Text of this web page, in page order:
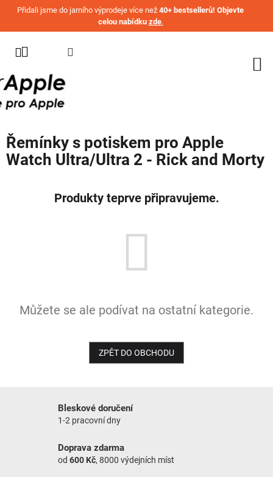
Přejít na obsah
Přidali jsme do jarního výprodeje více než 40+ bestsellerů! Objevte
celou nabídku zde.
IPHONE
MACBOOK
AIRPODS
Řemínky s potiskem pro Apple
Watch Ultra/Ultra 2 - Rick and Morty
Produkty teprve připravujeme.
Můžete se ale podívat na ostatní kategorie.
ZPĚT DO OBCHODU
Bleskové doručení
1-2 pracovní dny
Doprava zdarma
od 600 Kč, 8000 výdejních míst